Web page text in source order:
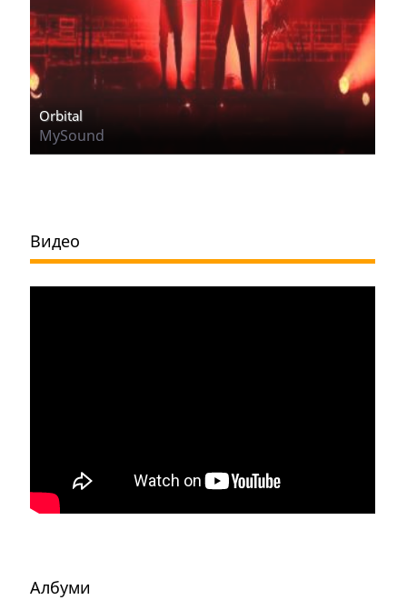
Orbital
MySound
Видео
Албуми